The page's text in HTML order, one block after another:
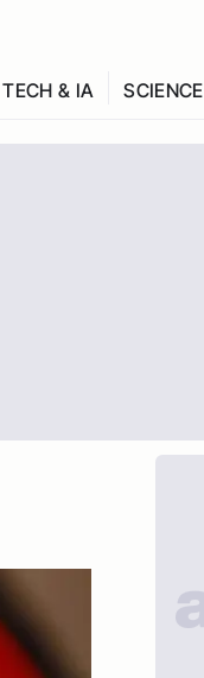
TECH & IA SCIENCE